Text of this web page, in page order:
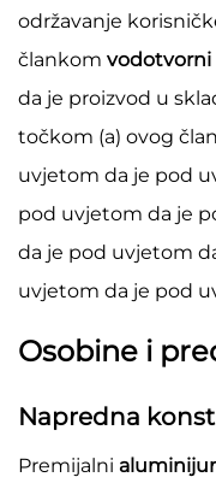
održavanje
člankom vodotvorni
da je proizvod u
točkom (a) ovog
uvjetom da je pod
pod uvjetom da je
da je pod uvjetom
uvjetom da je pod
Osobine i
Napredna
Premijalni